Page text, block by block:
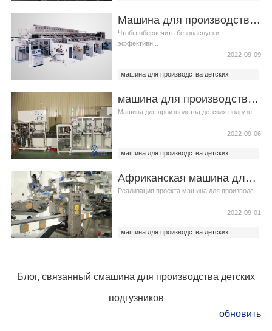
Автоматическая машина для детских
подгузников
Машина для производства детских подгузниковТехнические меры по установке оборудования
Чтобы обеспечить безопасную и
эффективн...
2022-09-09
машина для производства детских
pampers подгузник машина
машина для производства детских подгузников анализ состояния управления приемкой
Машина для производства детских подгузн...
2022-09-06
машина для производства детских
машина для детских подгузников
Африканская машина для производства детских подгузников стратегия контроля затрат
Реализация проекта машина для производс...
2022-09-01
машина для производства детских
Блог, связанный смашина для производства детских
подгузников
обновить